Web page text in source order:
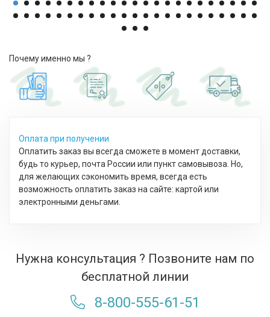
Почему именно мы ?
Оплата при получении
Оплатить заказ вы всегда сможете в момент доставки,
будь то курьер, почта России или пункт самовывоза. Но,
для желающих сэкономить время, всегда есть
возможность оплатить заказ на сайте: картой или
электронными деньгами.
Нужна консультация ? Позвоните нам по
бесплатной линии
8-800-555-61-51